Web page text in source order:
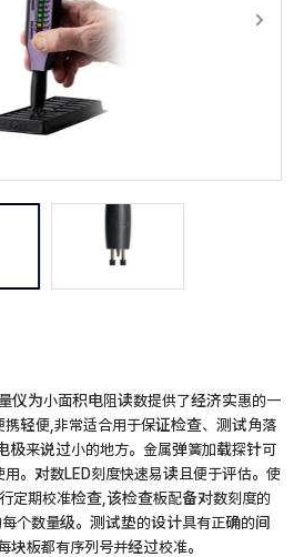
仪为小面积电阻读数提供了经济实惠的一
轻便,非常适合用于保证检查、测试角落
极来说过小的地方。金属弹簧加载探针可
。对数LED刻度快速易读且便于评估。使
定期校准检查,该检查板配备对数刻度的
个数量级。测试垫的设计具有正确的间
板都有序列号并经过校准。